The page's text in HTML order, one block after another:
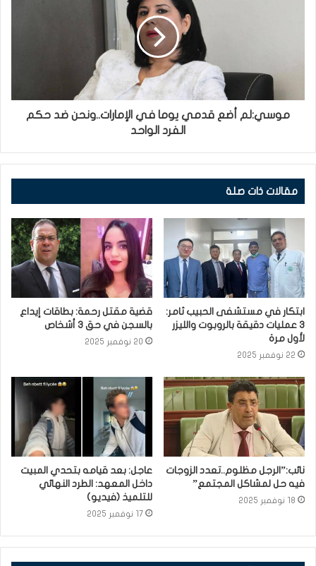
موسي:لم أضع قدمي يوما في الإمارات..ونحن ضد حكم
الفرد الواحد
مقالات ذات صلة
ابتكار في مستشفى الحبيب ثامر:
3 عمليات دقيقة بالروبوت والليزر
لأول مرة
22 نوفمبر 2025
قضية مقتل رحمة: بطاقات إيداع
بالسجن في حق 3 أشخاص
20 نوفمبر 2025
نائب:”الرجل مظلوم..تعدد الزوجات
فيه حل لمشاكل المجتمع”
18 نوفمبر 2025
عاجل: بعد قيامه بتحدي المبيت
داخل المعهد: الطرد النهائي
للتلميذ (فيديو)
17 نوفمبر 2025